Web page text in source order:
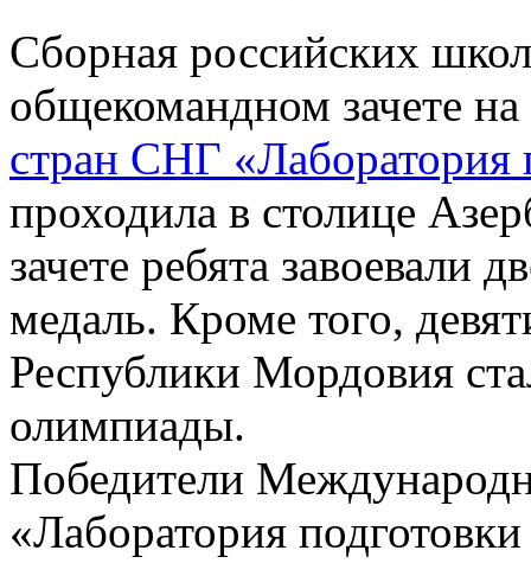
Сборная российских
общекомандном зачете на
стран СНГ «Лаборатория
проходила в столице
зачете ребята завоевали
медаль. Кроме того,
Республики Мордовия
олимпиады.
Победители
«Лаборатория